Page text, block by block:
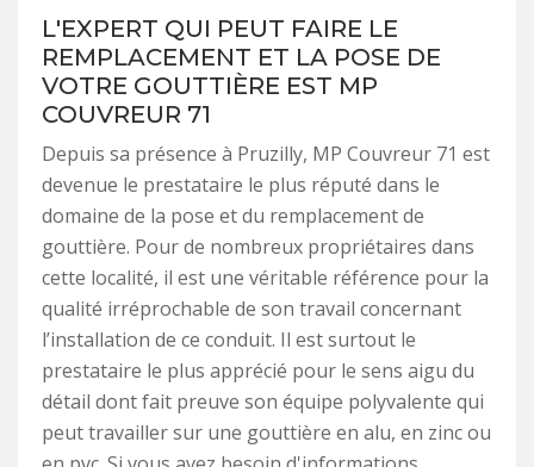
L'EXPERT QUI PEUT FAIRE LE
REMPLACEMENT ET LA POSE DE
VOTRE GOUTTIÈRE EST MP
COUVREUR 71
Depuis sa présence à Pruzilly, MP Couvreur 71 est
devenue le prestataire le plus réputé dans le
domaine de la pose et du remplacement de
gouttière. Pour de nombreux propriétaires dans
cette localité, il est une véritable référence pour la
qualité irréprochable de son travail concernant
l’installation de ce conduit. Il est surtout le
prestataire le plus apprécié pour le sens aigu du
détail dont fait preuve son équipe polyvalente qui
peut travailler sur une gouttière en alu, en zinc ou